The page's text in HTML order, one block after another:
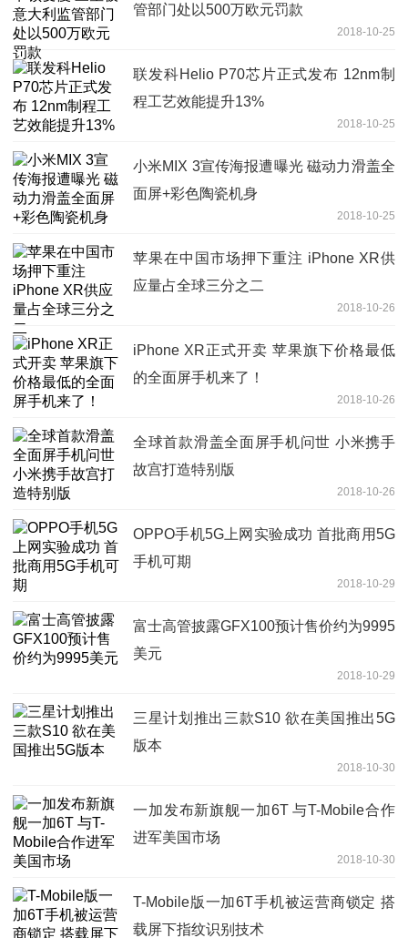
管部门处以500万欧元罚款
2018-10-25
联发科Helio P70芯片正式发布 12nm制
程工艺效能提升13%
2018-10-25
小米MIX 3宣传海报遭曝光 磁动力滑盖全
面屏+彩色陶瓷机身
2018-10-25
苹果在中国市场押下重注 iPhone XR供
应量占全球三分之二
2018-10-26
iPhone XR正式开卖 苹果旗下价格最低
的全面屏手机来了！
2018-10-26
全球首款滑盖全面屏手机问世 小米携手
故宫打造特别版
2018-10-26
OPPO手机5G上网实验成功 首批商用5G
手机可期
2018-10-29
富士高管披露GFX100预计售价约为9995
美元
2018-10-29
三星计划推出三款S10 欲在美国推出5G
版本
2018-10-30
一加发布新旗舰一加6T 与T-Mobile合作
进军美国市场
2018-10-30
T-Mobile版一加6T手机被运营商锁定 搭
载屏下指纹识别技术